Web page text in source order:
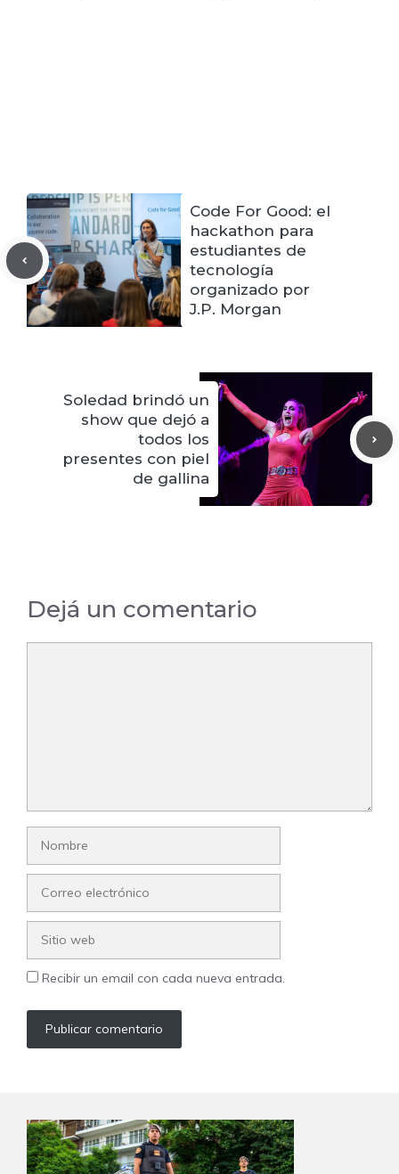
Code For Good: el
hackathon para
estudiantes de
tecnología
organizado por
J.P. Morgan
Soledad brindó un
show que dejó a
todos los
presentes con piel
de gallina
Dejá un comentario
Recibir un email con cada nueva entrada.